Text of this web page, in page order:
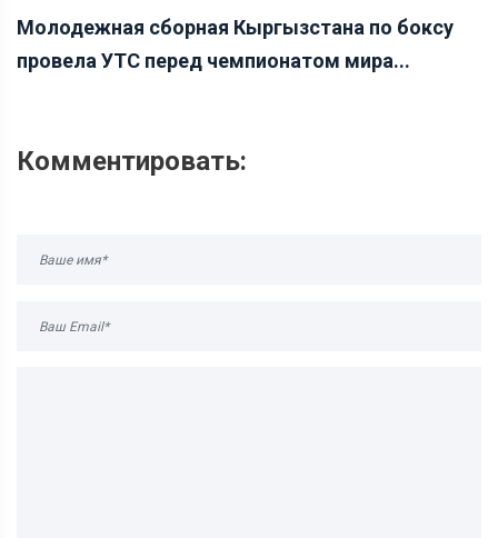
Молодежная сборная Кыргызстана по боксу
провела УТС перед чемпионатом мира...
Комментировать: